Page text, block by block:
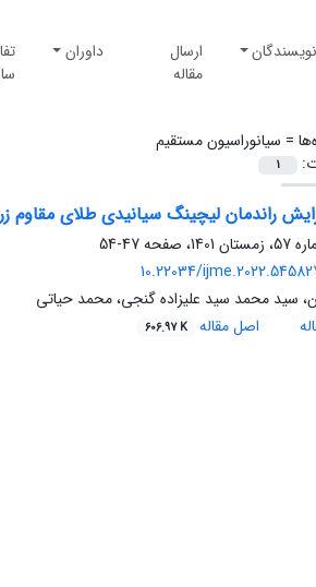
ارسال
مقاله
داوران
= سیانوراسیون مستقیم
1
راندمان لیچینگ سیانیدی طلای مقاوم
47-54
10.22034/
سید محمد سید علیزاده گنجی، محمد حیاتی
اصل مقاله 606.97 K